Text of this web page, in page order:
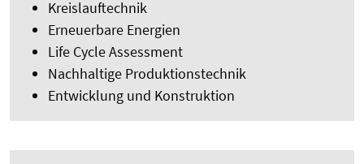
Kreislauftechnik
Erneuerbare Energien
Life Cycle Assessment
Nachhaltige Produktionstechnik
Entwicklung und Konstruktion